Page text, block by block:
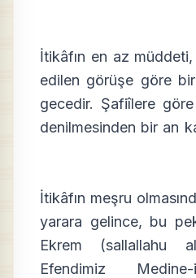
(İtikâfın en az
edilen görüşe göre
gecedir. Şafiîlere
denilmesinden bir an
260- İtikâfın meşru
yarara gelince, bu
Ekrem (sallallahu
Efendimiz